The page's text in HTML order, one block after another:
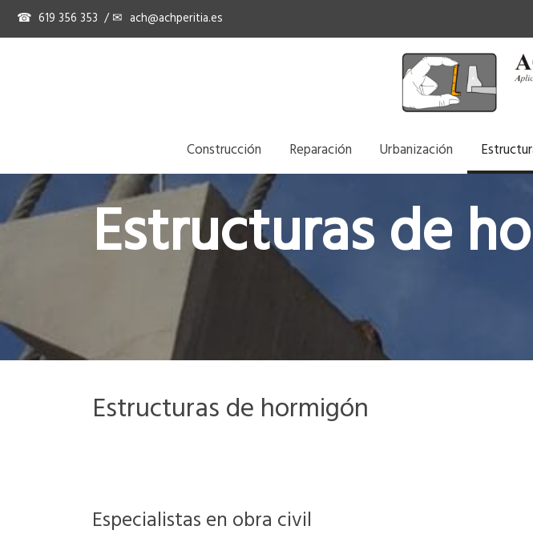
☎ 619 356 353 / ✉ ach@achperitia.es
Construcción Reparación Urbanización
Estructuras de
Estructuras de hormigón
Especialistas en obra civil